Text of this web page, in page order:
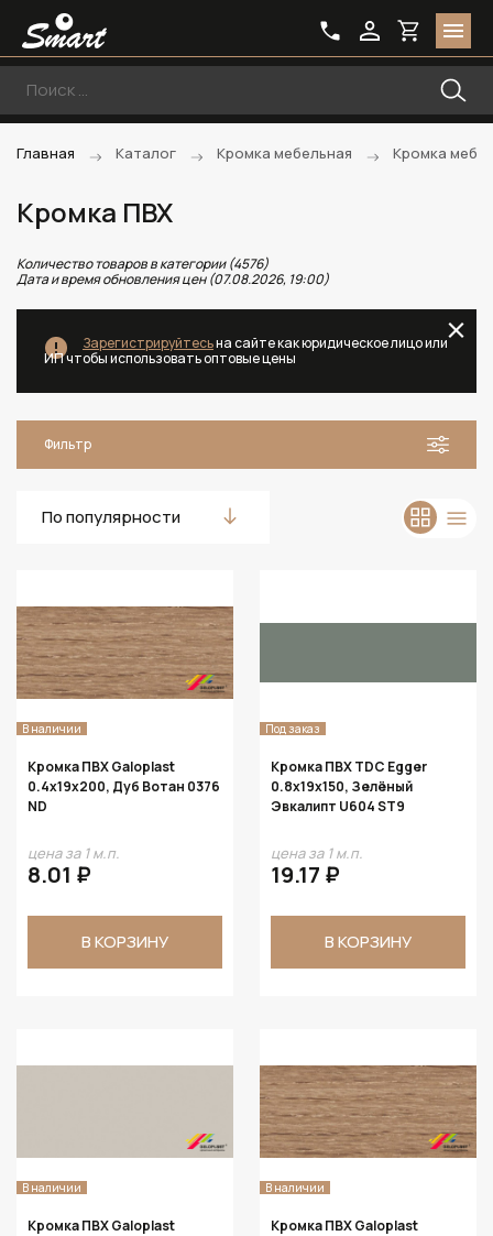
Главная Каталог Кромка мебельная Кромка
Кромка ПВХ
Количество товаров в категории (4576)
Дата и время обновления цен (07.08.2026, 19:00)
Зарегистрируйтесьна сайте как юридическое лицо или
ИП чтобы использовать оптовые цены
Фильтр
По популярности
В наличии
Кромка ПВХ Galoplast
0.4х19х200, Дуб Вотан 0376
ND
цена за 1 м.п.
8.01 ₽
В КОРЗИНУ
Под заказ
Кромка ПВХ TDC Egger
0.8х19х150, Зелёный
Эвкалипт U604 ST9
цена за 1 м.п.
19.17 ₽
В КОРЗИНУ
В наличии
Кромка ПВХ Galoplast
В наличии
Кромка ПВХ Galoplast